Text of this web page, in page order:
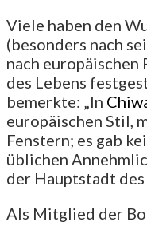
Viele haben den
(besonders nach
nach
des Lebens
bemerkte: „In
europäischen Stil,
Fenstern; es gab
üblichen
der Hauptstadt des
Als Mitglied der